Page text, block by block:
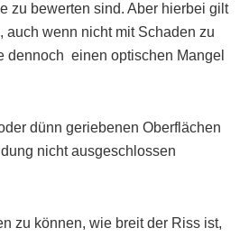
zu bewerten sind. Aber hierbei gilt
auch wenn nicht mit Schaden zu
dennoch einen optischen Mangel
dünn geriebenen Oberflächen
nicht ausgeschlossen
zu können, wie breit der Riss ist,